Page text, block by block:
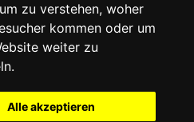
zu verstehen, woher
kommen oder um
weiter zu
Alle akzeptieren